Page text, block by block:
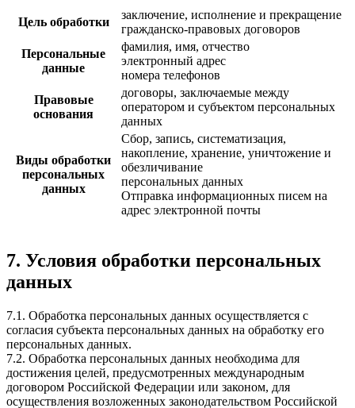
Цель обработки
заключение, исполнение и прекращение
гражданско-правовых договоров
Персональные
данные
фамилия, имя, отчество
электронный адрес
номера телефонов
Правовые
основания
договоры, заключаемые между
оператором и субъектом персональных
данных
Виды обработки
персональных
данных
Сбор, запись, систематизация,
накопление, хранение, уничтожение и
обезличивание
персональных данных
Отправка информационных писем на
адрес электронной почты
7. Условия обработки персональных
данных
7.1. Обработка персональных данных осуществляется с
согласия субъекта персональных данных на обработку его
персональных данных.
7.2. Обработка персональных данных необходима для
достижения целей, предусмотренных международным
договором Российской Федерации или законом, для
осуществления возложенных законодательством Российской